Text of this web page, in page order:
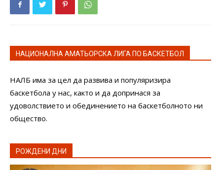
НАЦИОНАЛНА АМАТЬОРСКА ЛИГА ПО БАСКЕТБОЛ
НАЛБ има за цел да развива и популяризира
баскетбола у нас, както и да допринася за
удоволствието и обединението на баскетболното ни
общество.
РОЖДЕНИ ДНИ